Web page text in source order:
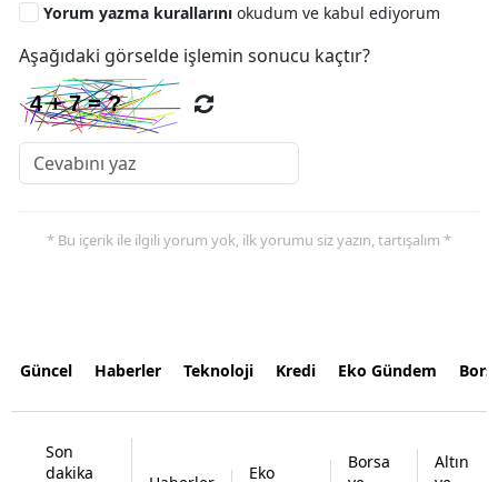
Yorum yazma kurallarını okudum ve kabul ediyorum
Aşağıdaki görselde işlemin sonucu kaçtır?
* Bu içerik ile ilgili yorum yok, ilk yorumu siz yazın, tartışalım *
Güncel Haberler Teknoloji Kredi Eko Gündem
Son
dakika
Eko
Borsa
Altın